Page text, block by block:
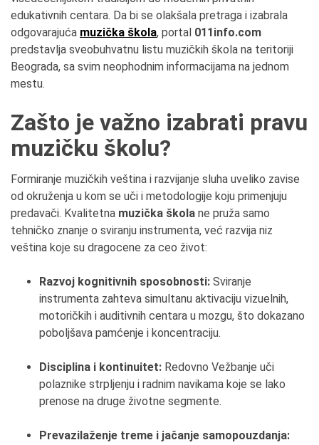
edukativnih centara. Da bi se olakšala pretraga i izabrala
odgovarajuća muzička škola, portal 011info.com
predstavlja sveobuhvatnu listu muzičkih škola na teritoriji
Beograda, sa svim neophodnim informacijama na jednom
mestu.
Zašto je važno izabrati pravu
muzičku školu?
Formiranje muzičkih veština i razvijanje sluha uveliko zavise
od okruženja u kom se uči i metodologije koju primenjuju
predavači. Kvalitetna muzička škola ne pruža samo
tehničko znanje o sviranju instrumenta, već razvija niz
veština koje su dragocene za ceo život:
Razvoj kognitivnih sposobnosti: Sviranje
instrumenta zahteva simultanu aktivaciju vizuelnih,
motoričkih i auditivnih centara u mozgu, što dokazano
poboljšava pamćenje i koncentraciju.
Disciplina i kontinuitet: Redovno Vežbanje uči
polaznike strpljenju i radnim navikama koje se lako
prenose na druge životne segmente.
Prevazilaženje treme i jačanje samopouzdanja: